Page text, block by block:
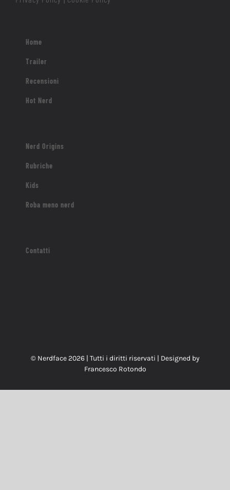
Home
Trailer
Recensioni
Hot Nerd
Nerd Origins
Rubriche
Kids
Roba meno nerd
Contatti
© Nerdface 2026 | Tutti i diritti riservati | Designed by
Francesco Rotondo